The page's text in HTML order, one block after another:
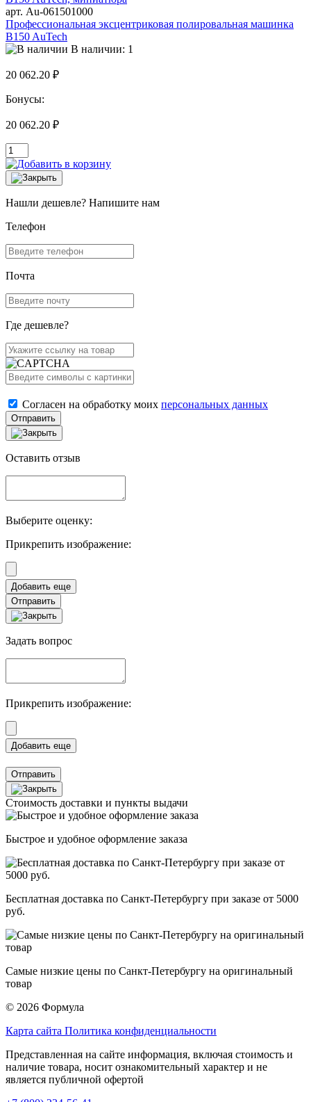
арт. Au-061501000
Профессиональная эксцентриковая полировальная машинка
B150 AuTech
В наличии: 1
20 062.20 ₽
Бонусы:
20 062.20 ₽
Нашли дешевле? Напишите нам
Телефон
Почта
Где дешевле?
Согласен на обработку моих персональных данных
Отправить
Оставить отзыв
Выберите оценку:
Прикрепить изображение:
Отправить
Задать вопрос
Прикрепить изображение:
Отправить
Стоимость доставки и пункты выдачи
Быстрое и удобное оформление заказа
Бесплатная доставка по Санкт-Петербургу при заказе от 5000
руб.
Самые низкие цены по Санкт-Петербургу на оригинальный
товар
© 2026 Формула
Карта сайта Политика конфиденциальности
Представленная на сайте информация, включая стоимость и
наличие товара, носит ознакомительный характер и не
является публичной офертой